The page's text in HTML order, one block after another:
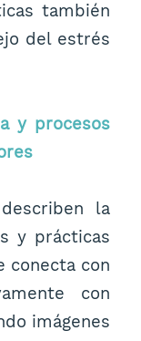
también
del estrés
y procesos
la
y prácticas
conecta con
con
imágenes